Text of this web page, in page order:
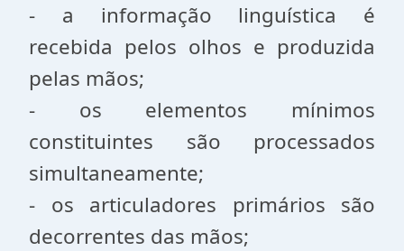
- a informação linguística é
recebida pelos olhos e produzida
pelas mãos;
- os elementos mínimos
constituintes são processados
simultaneamente;
- os articuladores primários são
decorrentes das mãos;